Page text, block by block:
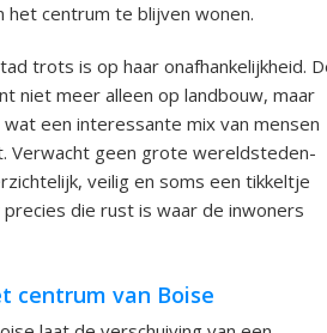
centrum te blijven wonen.
trots is op haar onafhankelijkheid.
niet meer alleen op landbouw, maar
een interessante mix van mensen
Verwacht geen grote wereldsteden-
veilig en soms een tikkeltje
die rust is waar de inwoners
centrum van Boise